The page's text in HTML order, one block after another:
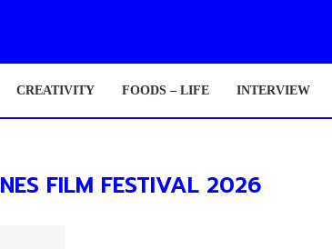
CREATIVITY FOODS – LIFE INTERVIEW
FILM FESTIVAL 2026